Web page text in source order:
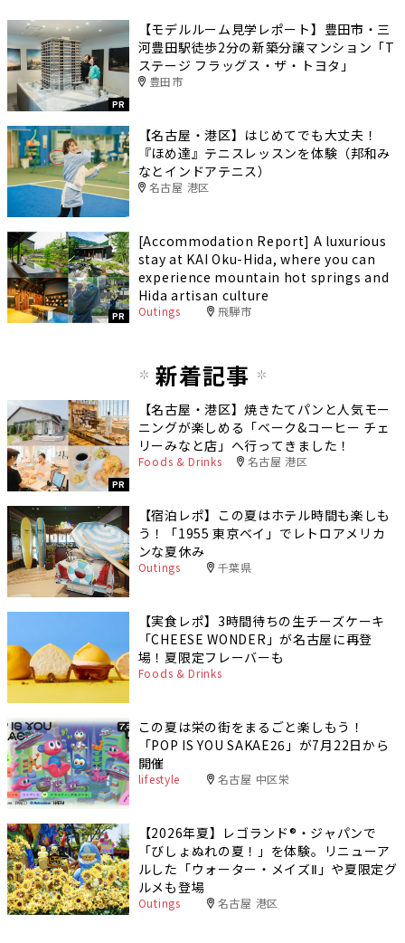
PR
【モデルルーム見学レポート】豊田市・三
河豊田駅徒歩2分の新築分譲マンション「T
ステージ フラッグス・ザ・トヨタ」
豊田市
【名古屋・港区】はじめてでも大丈夫！
『ほめ達』テニスレッスンを体験（邦和み
なとインドアテニス）
名古屋 港区
PR
[Accommodation Report] A luxurious
stay at KAI Oku-Hida, where you can
experience mountain hot springs and
Hida artisan culture
Outings 飛騨市
新着記事
PR
【名古屋・港区】焼きたてパンと人気モー
ニングが楽しめる「ベーク&コーヒー チェ
リーみなと店」へ行ってきました！
Foods & Drinks 名古屋 港区
【宿泊レポ】この夏はホテル時間も楽しも
う！「1955 東京ベイ」でレトロアメリカ
ンな夏休み
Outings 千葉県
【実食レポ】3時間待ちの生チーズケーキ
「CHEESE WONDER」が名古屋に再登
場！夏限定フレーバーも
Foods & Drinks
この夏は栄の街をまるごと楽しもう！
「POP IS YOU SAKAE26」が7月22日から
開催
lifestyle 名古屋 中区栄
【2026年夏】レゴランド®・ジャパンで
「びしょぬれの夏！」を体験。リニューア
ルした「ウォーター・メイズⅡ」や夏限定グ
ルメも登場
Outings 名古屋 港区